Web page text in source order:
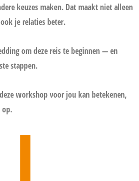
keuzes maken. Dat maakt niet alleen
je relaties beter.
om deze reis te beginnen — en
stappen.
workshop voor jou kan betekenen,
op.